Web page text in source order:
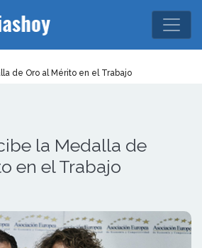
de Oro al Mérito en el Trabajo
la Medalla de
en el Trabajo